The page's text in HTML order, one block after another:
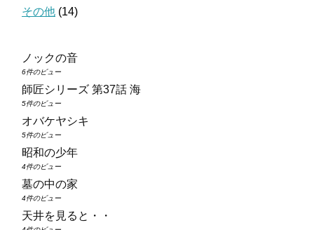
その他 (14)
ノックの音
6件のビュー
師匠シリーズ 第37話 海
5件のビュー
オバケヤシキ
5件のビュー
昭和の少年
4件のビュー
墓の中の家
4件のビュー
天井を見ると・・